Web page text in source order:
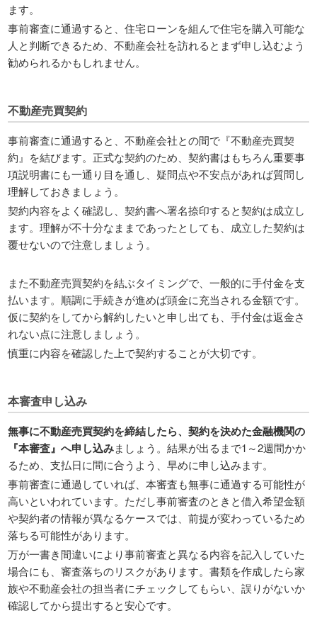
ます。
事前審査に通過すると、住宅ローンを組んで住宅を購入可能な
人と判断できるため、不動産会社を訪れるとまず申し込むよう
勧められるかもしれません。
不動産売買契約
事前審査に通過すると、不動産会社との間で『不動産売買契
約』を結びます。正式な契約のため、契約書はもちろん重要事
項説明書にも一通り目を通し、疑問点や不安点があれば質問し
理解しておきましょう。
契約内容をよく確認し、契約書へ署名捺印すると契約は成立し
ます。理解が不十分なままであったとしても、成立した契約は
覆せないので注意しましょう。
また不動産売買契約を結ぶタイミングで、一般的に手付金を支
払います。順調に手続きが進めば頭金に充当される金額です。
仮に契約をしてから解約したいと申し出ても、手付金は返金さ
れない点に注意しましょう。
慎重に内容を確認した上で契約することが大切です。
本審査申し込み
無事に不動産売買契約を締結したら、契約を決めた金融機関の
『本審査』へ申し込みましょう。結果が出るまで1～2週間かか
るため、支払日に間に合うよう、早めに申し込みます。
事前審査に通過していれば、本審査も無事に通過する可能性が
高いといわれています。ただし事前審査のときと借入希望金額
や契約者の情報が異なるケースでは、前提が変わっているため
落ちる可能性があります。
万が一書き間違いにより事前審査と異なる内容を記入していた
場合にも、審査落ちのリスクがあります。書類を作成したら家
族や不動産会社の担当者にチェックしてもらい、誤りがないか
確認してから提出すると安心です。